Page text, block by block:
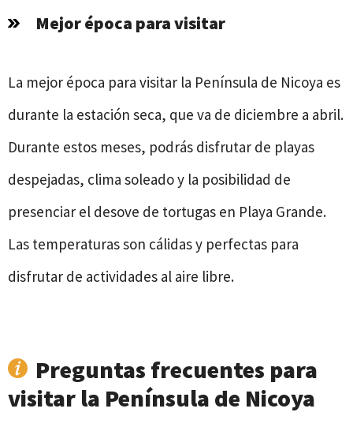
Mejor época para visitar
La mejor época para visitar la Península de Nicoya es
durante la estación seca, que va de diciembre a abril.
Durante estos meses, podrás disfrutar de playas
despejadas, clima soleado y la posibilidad de
presenciar el desove de tortugas en Playa Grande.
Las temperaturas son cálidas y perfectas para
disfrutar de actividades al aire libre.
Preguntas frecuentes para
visitar la Península de Nicoya